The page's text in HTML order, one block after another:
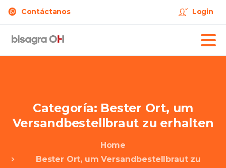
Contáctanos Login
Categoría: Bester Ort, um
Versandbestellbraut zu erhalten
Home
Bester Ort, um Versandbestellbraut zu